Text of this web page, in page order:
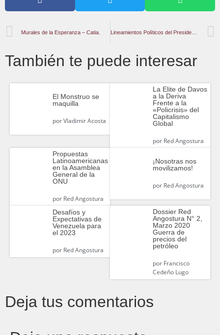
Murales de la Esperanza – Catia. Lineamientos Políticos del Presidente Maduro.
También te puede interesar
El Monstruo se
maquilla
porVladimir Acosta
La Elite de Davos
a la Deriva
Frente a la
«Policrisis» del
Capitalismo
Global
porRed Angostura
Propuestas
Latinoamericanas
en la Asamblea
General de la
ONU
porRed Angostura
¡Nosotras nos
movilizamos!
porRed Angostura
Desafíos y
Expectativas de
Venezuela para
el 2023
porRed Angostura
Dossier Red
Angostura N° 2,
Marzo 2020
Guerra de
precios del
petróleo
porFrancisco
Cedeño Lugo
Deja tus comentarios